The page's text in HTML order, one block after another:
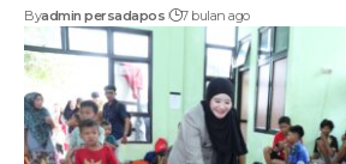
Byadmin persadapos 7 bulan ago